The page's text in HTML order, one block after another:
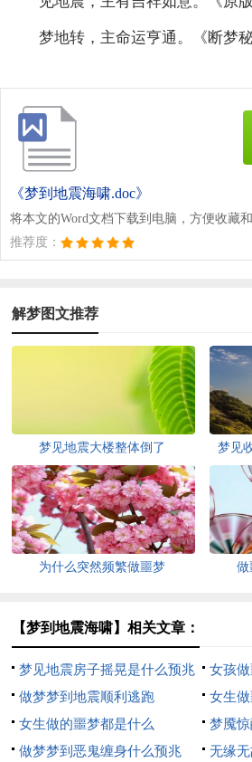
梦地转，主命运亨通。《断梦秘
《梦到地震海啸.doc》
将本文的Word文档下载到电脑，方便收藏
推荐度：
解梦图文推荐
梦见地震大楼整体倒了 梦见
为什么突然频繁做噩梦 做
【梦到地震海啸】相关文章：
梦见地震房子摇晃是什么预兆
女孩
做梦梦到地震顺利逃跑
女生
女生做的噩梦都是什么
梦魇
做梦梦到恶鬼缠身什么预兆
无缘